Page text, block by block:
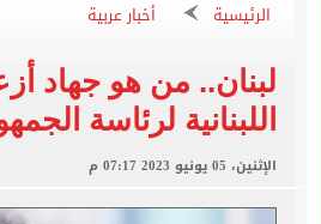
"تنظيم الاتصالات":
الكشف عن قصر محمد صلاح
الاتحاد التركي يمنح
الرئيسية أخبار عربية
لبنان.. من هو جهاد
اللبنانية لرئاسة
الإثنين، 05 يونيو 2023 07:17 م